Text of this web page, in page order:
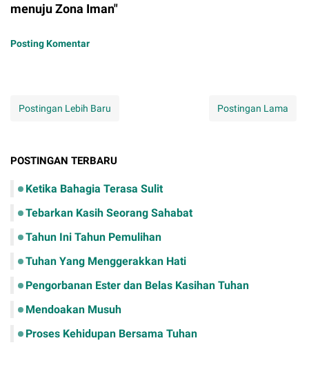
menuju Zona Iman"
Posting Komentar
Postingan Lebih Baru Postingan Lama
POSTINGAN TERBARU
Ketika Bahagia Terasa Sulit
Tebarkan Kasih Seorang Sahabat
Tahun Ini Tahun Pemulihan
Tuhan Yang Menggerakkan Hati
Pengorbanan Ester dan Belas Kasihan Tuhan
Mendoakan Musuh
Proses Kehidupan Bersama Tuhan